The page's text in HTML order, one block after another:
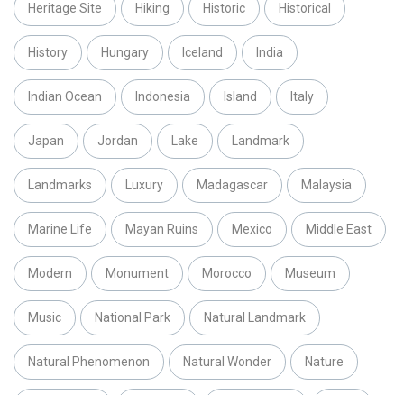
Heritage Site Hiking Historic Historical
History Hungary Iceland India
Indian Ocean Indonesia Island Italy
Japan Jordan Lake Landmark
Landmarks Luxury Madagascar Malaysia
Marine Life Mayan Ruins Mexico Middle East
Modern Monument Morocco Museum
Music National Park Natural Landmark
Natural Phenomenon Natural Wonder Nature